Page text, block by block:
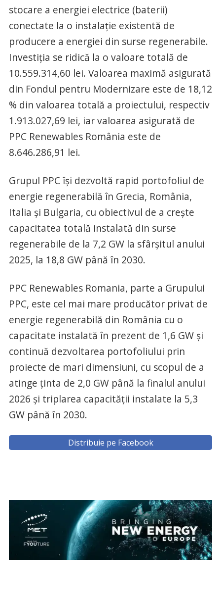
stocare a energiei electrice (baterii)
conectate la o instalație existentă de
producere a energiei din surse regenerabile.
Investiția se ridică la o valoare totală de
10.559.314,60 lei. Valoarea maximă asigurată
din Fondul pentru Modernizare este de 18,12
% din valoarea totală a proiectului, respectiv
1.913.027,69 lei, iar valoarea asigurată de
PPC Renewables România este de
8.646.286,91 lei.
Grupul PPC își dezvoltă rapid portofoliul de
energie regenerabilă în Grecia, România,
Italia și Bulgaria, cu obiectivul de a crește
capacitatea totală instalată din surse
regenerabile de la 7,2 GW la sfârșitul anului
2025, la 18,8 GW până în 2030.
PPC Renewables Romania, parte a Grupului
PPC, este cel mai mare producător privat de
energie regenerabilă din România cu o
capacitate instalată în prezent de 1,6 GW și
continuă dezvoltarea portofoliului prin
proiecte de mari dimensiuni, cu scopul de a
atinge ținta de 2,0 GW până la finalul anului
2026 și triplarea capacității instalate la 5,3
GW până în 2030.
Distribuie pe Facebook